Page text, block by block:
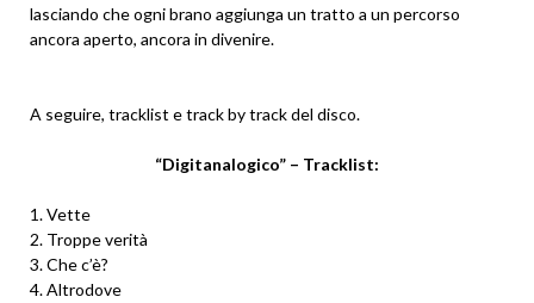
lasciando che ogni brano aggiunga un tratto a un percorso
ancora aperto, ancora in divenire.
A seguire, tracklist e track by track del disco.
“Digitanalogico” – Tracklist:
1. Vette
2. Troppe verità
3. Che c’è?
4. Altrodove